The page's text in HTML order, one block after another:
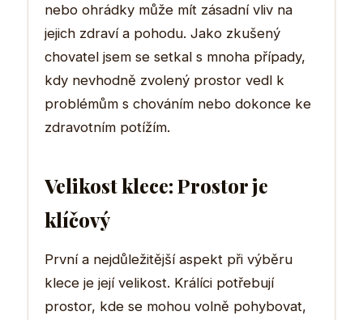
nebo ohrádky může mít zásadní vliv na
jejich zdraví a pohodu. Jako zkušený
chovatel jsem se setkal s mnoha případy,
kdy nevhodně zvolený prostor vedl k
problémům s chováním nebo dokonce ke
zdravotním potížím.
Velikost klece: Prostor je
klíčový
První a nejdůležitější aspekt při výběru
klece je její velikost. Králíci potřebují
prostor, kde se mohou volně pohybovat,